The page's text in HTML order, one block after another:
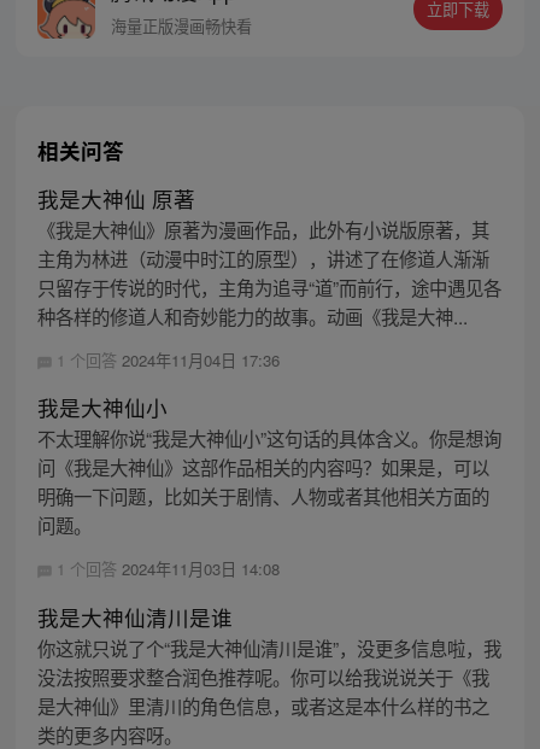
海量正版漫画畅快看
立即下载
相关问答
我是大神仙 原著
《我是大神仙》原著为漫画作品，此外有小说版原著，其
主角为林进（动漫中时江的原型），讲述了在修道人渐渐
只留存于传说的时代，主角为追寻“道”而前行，途中遇见各
种各样的修道人和奇妙能力的故事。动画《我是大神...
1 个回答 2024年11月04日 17:36
我是大神仙小
不太理解你说“我是大神仙小”这句话的具体含义。你是想询
问《我是大神仙》这部作品相关的内容吗？如果是，可以
明确一下问题，比如关于剧情、人物或者其他相关方面的
问题。
1 个回答 2024年11月03日 14:08
我是大神仙清川是谁
你这就只说了个“我是大神仙清川是谁”，没更多信息啦，我
没法按照要求整合润色推荐呢。你可以给我说说关于《我
是大神仙》里清川的角色信息，或者这是本什么样的书之
类的更多内容呀。